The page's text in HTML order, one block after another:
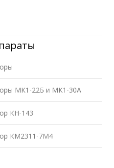
МК1-22Б и МК1-30А
КН-143
КМ2311-7М4